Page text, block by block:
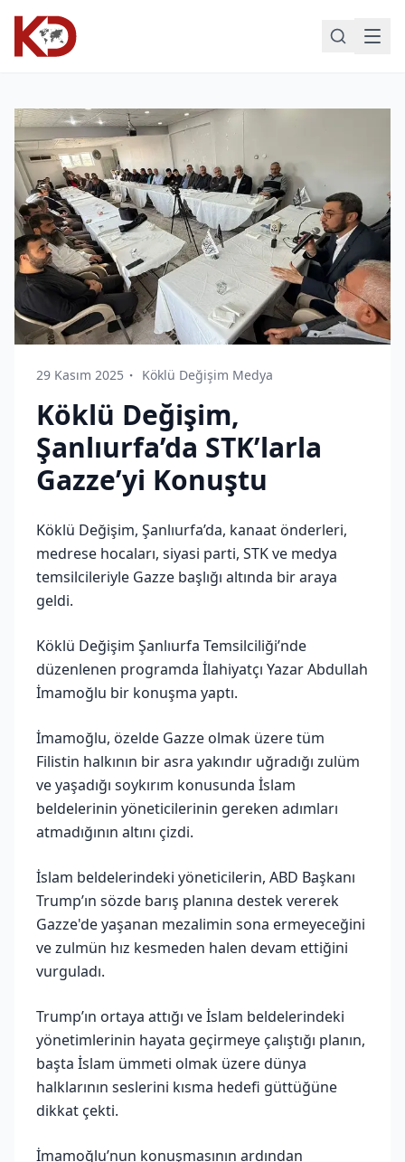
29 Kasım 2025 Köklü Değişim Medya
Köklü Değişim,
Şanlıurfa’da STK’larla
Gazze’yi Konuştu
Köklü Değişim, Şanlıurfa’da, kanaat önderleri,
medrese hocaları, siyasi parti, STK ve medya
temsilcileriyle Gazze başlığı altında bir araya
geldi.
Köklü Değişim Şanlıurfa Temsilciliği’nde
düzenlenen programda İlahiyatçı Yazar Abdullah
İmamoğlu bir konuşma yaptı.
İmamoğlu, özelde Gazze olmak üzere tüm
Filistin halkının bir asra yakındır uğradığı zulüm
ve yaşadığı soykırım konusunda İslam
beldelerinin yöneticilerinin gereken adımları
atmadığının altını çizdi.
İslam beldelerindeki yöneticilerin, ABD Başkanı
Trump’ın sözde barış planına destek vererek
Gazze'de yaşanan mezalimin sona ermeyeceğini
ve zulmün hız kesmeden halen devam ettiğini
vurguladı.
Trump’ın ortaya attığı ve İslam beldelerindeki
yönetimlerinin hayata geçirmeye çalıştığı planın,
başta İslam ümmeti olmak üzere dünya
halklarının seslerini kısma hedefi güttüğüne
dikkat çekti.
İmamoğlu’nun konuşmasının ardından